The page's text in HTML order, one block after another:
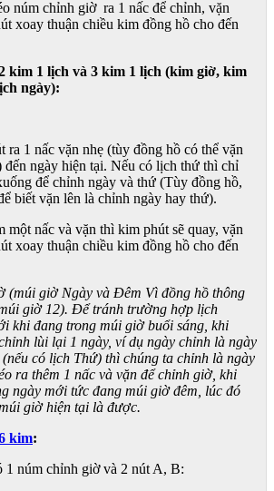
núm chỉnh giờ ra 1 nấc để chỉnh, vặn
xoay thuận chiều kim đồng hồ cho đến
kim 1 lịch và 3 kim 1 lịch (kim giờ, kim
ngày):
ra 1 nấc vặn nhẹ (tùy đồng hồ có thể vặn
đến ngày hiện tại. Nếu có lịch thứ thì chỉ
để chỉnh ngày và thứ (Tùy đồng hồ,
biết vặn lên là chỉnh ngày hay thứ).
một nấc và vặn thì kim phút sẽ quay, vặn
xoay thuận chiều kim đồng hồ cho đến
(múi giờ Ngày và Đêm Vì đồng hồ thông
giờ 12). Để tránh trường hợp lịch
khi đang trong múi giờ buổi sáng, khi
lùi lại 1 ngày, ví dụ ngày chỉnh là ngày
có lịch Thứ) thì chúng ta chỉnh là ngày
ra thêm 1 nấc và vặn để chỉnh giờ, khi
ngày mới tức đang múi giờ đêm, lúc đó
giờ hiện tại là được.
kim:
1 núm chỉnh giờ và 2 nút A, B: